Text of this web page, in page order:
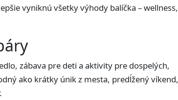
vyniknú všetky výhody balíčka – wellness,
zábava pre deti a aktivity pre dospelých,
ako krátky únik z mesta, predĺžený víkend,